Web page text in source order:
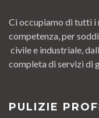
Ci occupiamo di tutti i
competenza, per
civile e industriale,
completa di servizi di
PULIZIE